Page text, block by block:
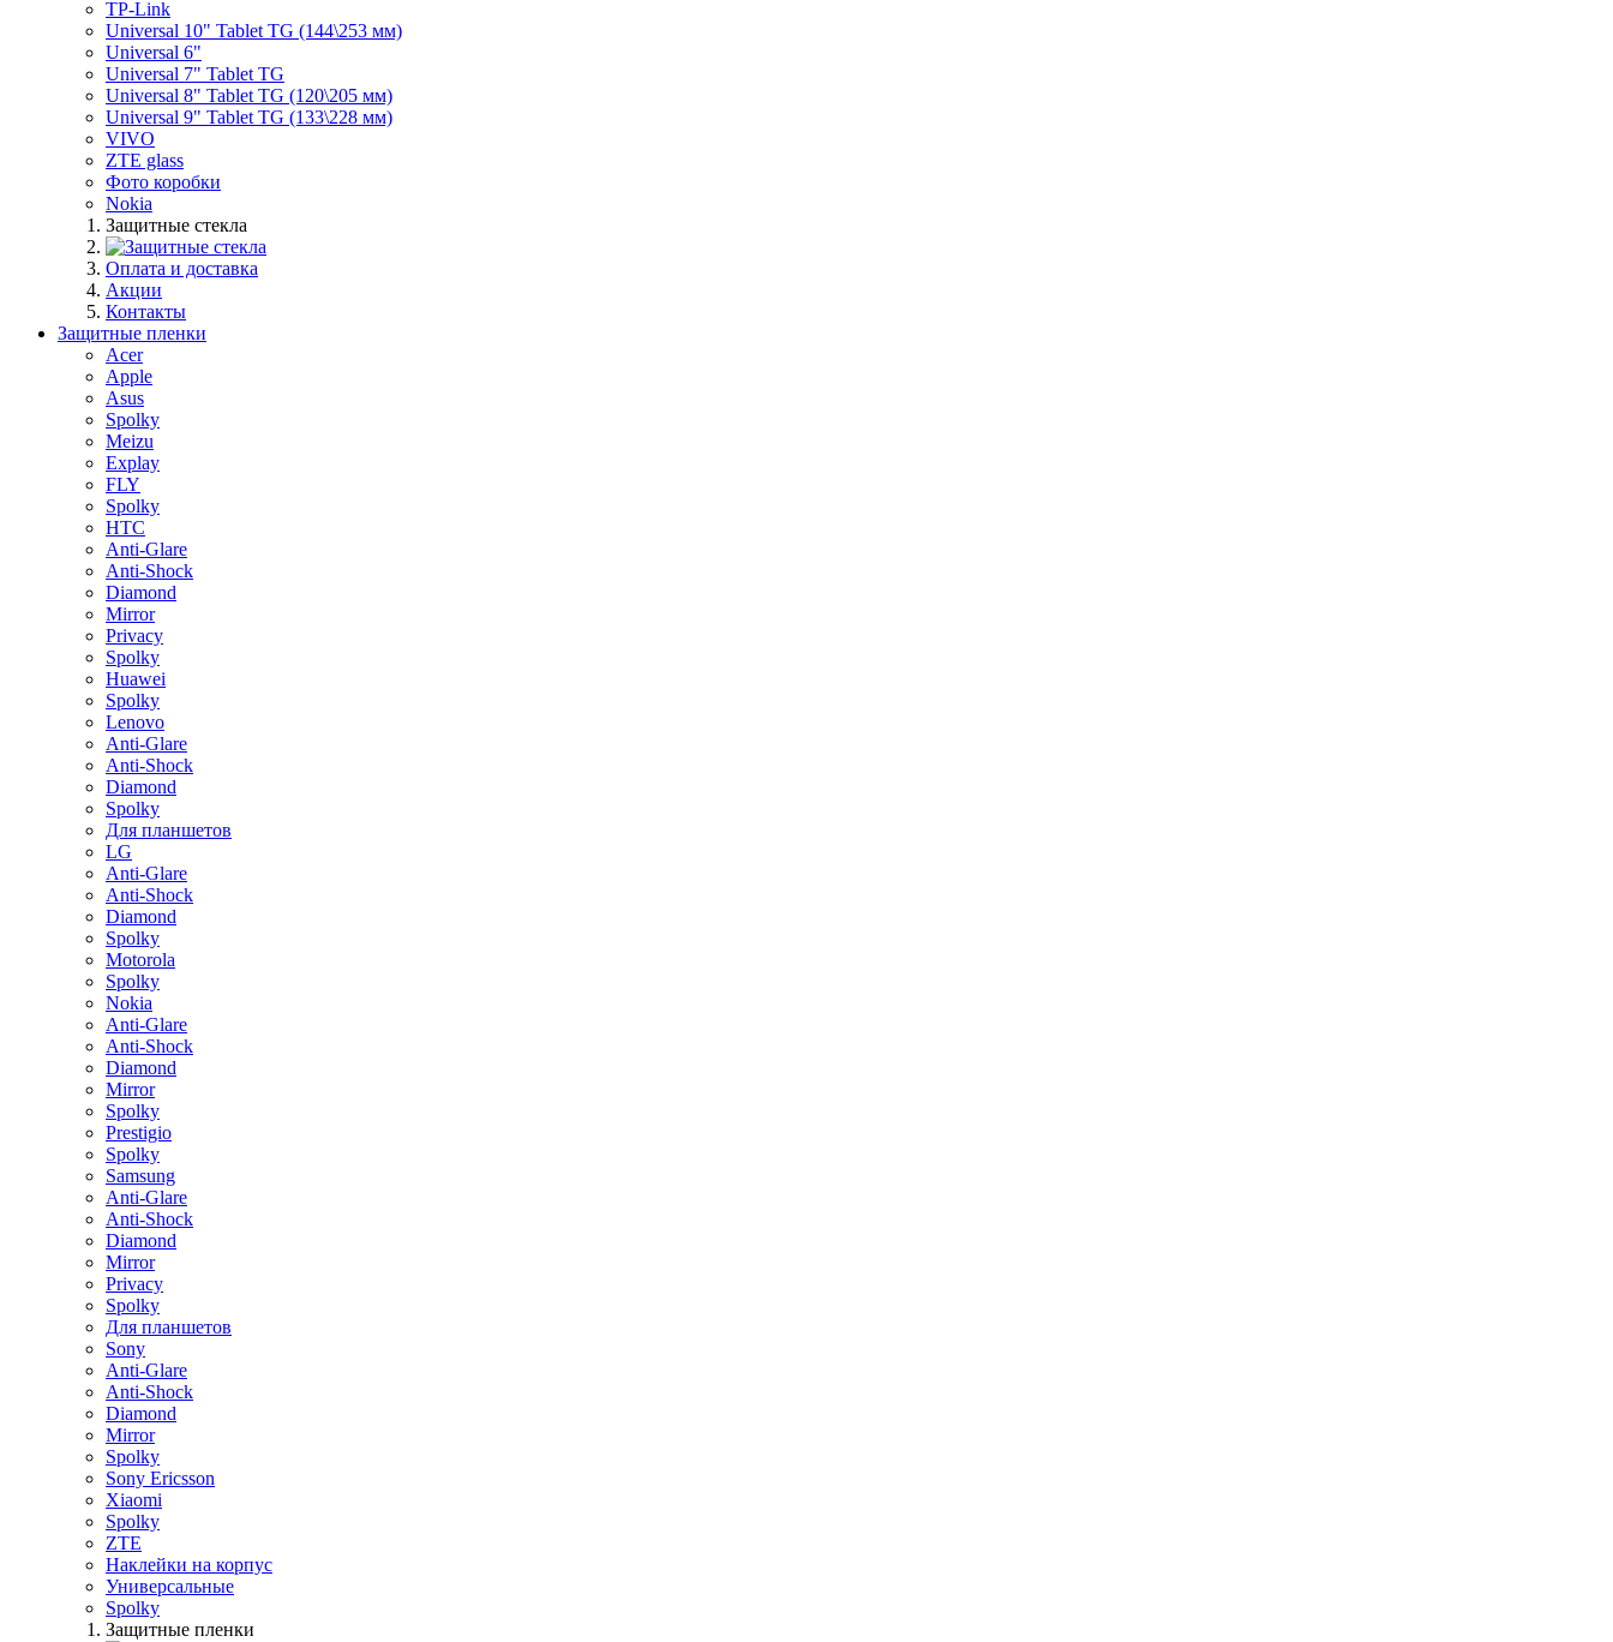
TP-Link
Universal 10" Tablet TG (144\253 мм)
Universal 6"
Universal 7" Tablet TG
Universal 8" Tablet TG (120\205 мм)
Universal 9" Tablet TG (133\228 мм)
VIVO
ZTE glass
Фото коробки
Nokia
Защитные стекла
Оплата и доставка
Акции
Контакты
Защитные пленки
Acer
Apple
Asus
Spolky
Meizu
Explay
FLY
Spolky
HTC
Anti-Glare
Anti-Shock
Diamond
Mirror
Privacy
Spolky
Huawei
Spolky
Lenovo
Anti-Glare
Anti-Shock
Diamond
Spolky
Для планшетов
LG
Anti-Glare
Anti-Shock
Diamond
Spolky
Motorola
Spolky
Nokia
Anti-Glare
Anti-Shock
Diamond
Mirror
Spolky
Prestigio
Spolky
Samsung
Anti-Glare
Anti-Shock
Diamond
Mirror
Privacy
Spolky
Для планшетов
Sony
Anti-Glare
Anti-Shock
Diamond
Mirror
Spolky
Sony Ericsson
Xiaomi
Spolky
ZTE
Наклейки на корпус
Универсальные
Spolky
Защитные пленки